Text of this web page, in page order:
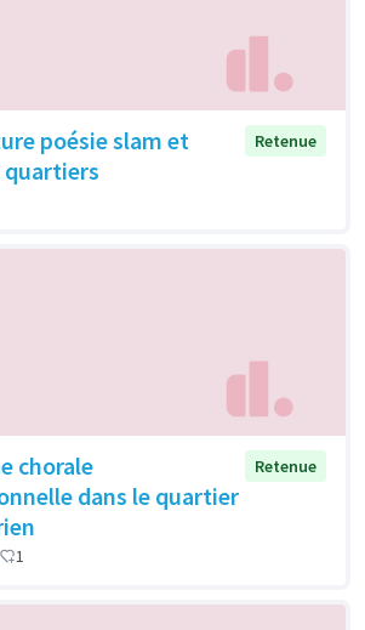
poésie slam et
quartiers
Retenue
chorale
dans le quartier
Retenue
1